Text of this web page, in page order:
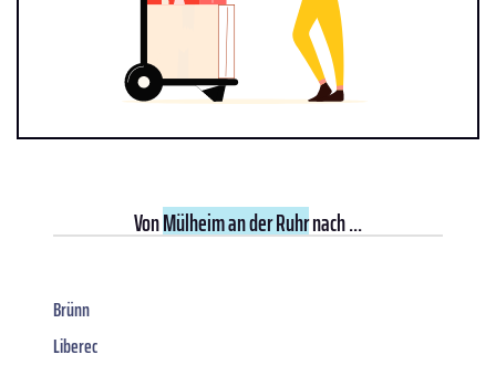
VonMülheim an der Ruhrnach ...
Brünn
Liberec